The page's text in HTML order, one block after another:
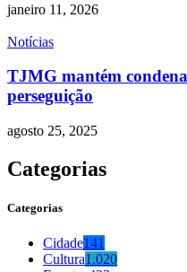
janeiro 11, 2026
Notícias
TJMG mantém
perseguição
agosto 25, 2025
Categorias
Categorias
Cidade141
Cultura1.020